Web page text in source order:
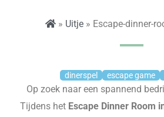
» Uitje » Escape-dinner-
dinerspel escape game
Op zoek naar een spannend
Tijdens het Escape Dinner Room